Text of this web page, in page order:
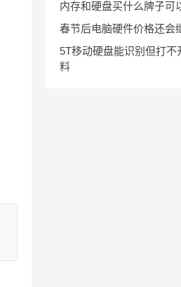
内存和硬盘买什么牌子可
春节后电脑硬件价格还会
5T移动硬盘能识别但打不
料